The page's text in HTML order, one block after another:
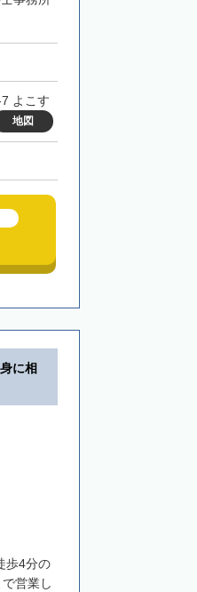
よこす
地図
に相
歩4分の
営業し